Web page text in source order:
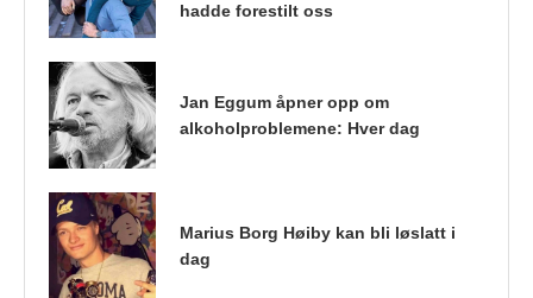
hadde forestilt oss
Jan Eggum åpner opp om
alkoholproblemene: Hver dag
Marius Borg Høiby kan bli løslatt i
dag